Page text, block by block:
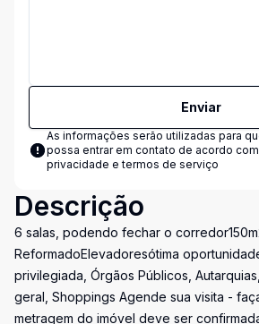
Enviar
As informações serão utilizadas para
possa entrar em contato de acordo
privacidade e termos de serviço
Descrição
6 salas, podendo fechar o
ReformadoElevadoresótima
privilegiada, Órgãos Públicos,
geral, Shoppings Agende sua visita -
metragem do imóvel deve ser